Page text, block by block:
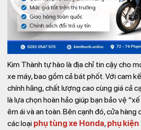
Kim Thành tự hào là địa chỉ tin cậy cho
xe máy, bao gồm cả bát phốt. Với cam
chính hãng, chất lượng cao cùng giá cả
là lựa chọn hoàn hảo giúp bạn bảo vệ
êm ái và an toàn. Bên cạnh đó, cửa hàng
các loại phụ tùng xe Honda, phụ kiện